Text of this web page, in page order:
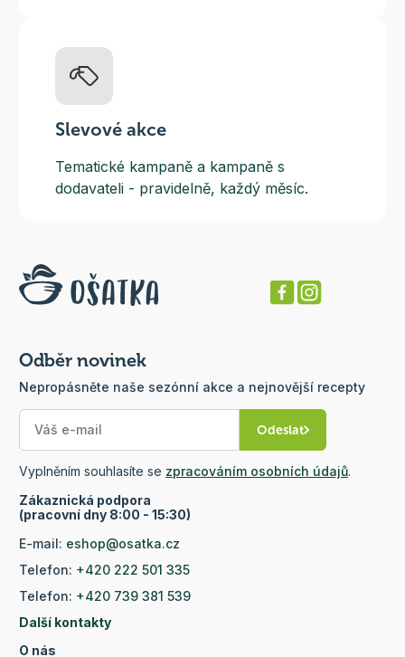
Slevové akce
Tematické kampaně a kampaně s
dodavateli - pravidelně, každý měsíc.
Odběr novinek
Nepropásněte naše sezónní akce a nejnovější recepty
Odeslat
Vyplněním souhlasíte se zpracováním osobních údajů.
Zákaznická podpora
(pracovní dny 8:00 - 15:30)
E-mail: eshop@osatka.cz
Telefon: +420 222 501 335
Telefon: +420 739 381 539
Další kontakty
O nás